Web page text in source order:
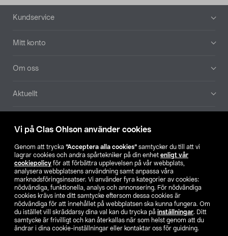
Vi på Clas Ohlson använder cookies
Genom att trycka ”Acceptera alla cookies” samtycker du till att vi
lagrar cookies och andra spårtekniker på din enhet enligt vår
cookiepolicy för att förbättra upplevelsen på vår webbplats,
analysera webbplatsens användning samt anpassa våra
marknadsföringsinsatser. Vi använder fyra kategorier av cookies:
nödvändiga, funktionella, analys och annonsering. För nödvändiga
cookies krävs inte ditt samtycke eftersom dessa cookies är
nödvändiga för att innehållet på webbplatsen ska kunna fungera. Om
du istället vill skräddarsy dina val kan du trycka på inställningar. Ditt
samtycke är frivilligt och kan återkallas när som helst genom att du
ändrar i dina cookie-inställningar eller kontaktar oss för guidning.
Sidfot
Kundservice
Mitt konto
Om oss
Aktuellt
Hitta butik
SE NO FI